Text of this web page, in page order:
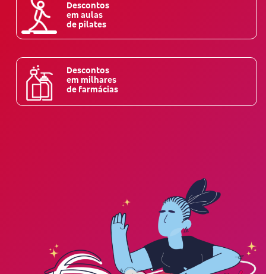
Descontos
em aulas
de pilates
Descontos
em milhares
de farmácias